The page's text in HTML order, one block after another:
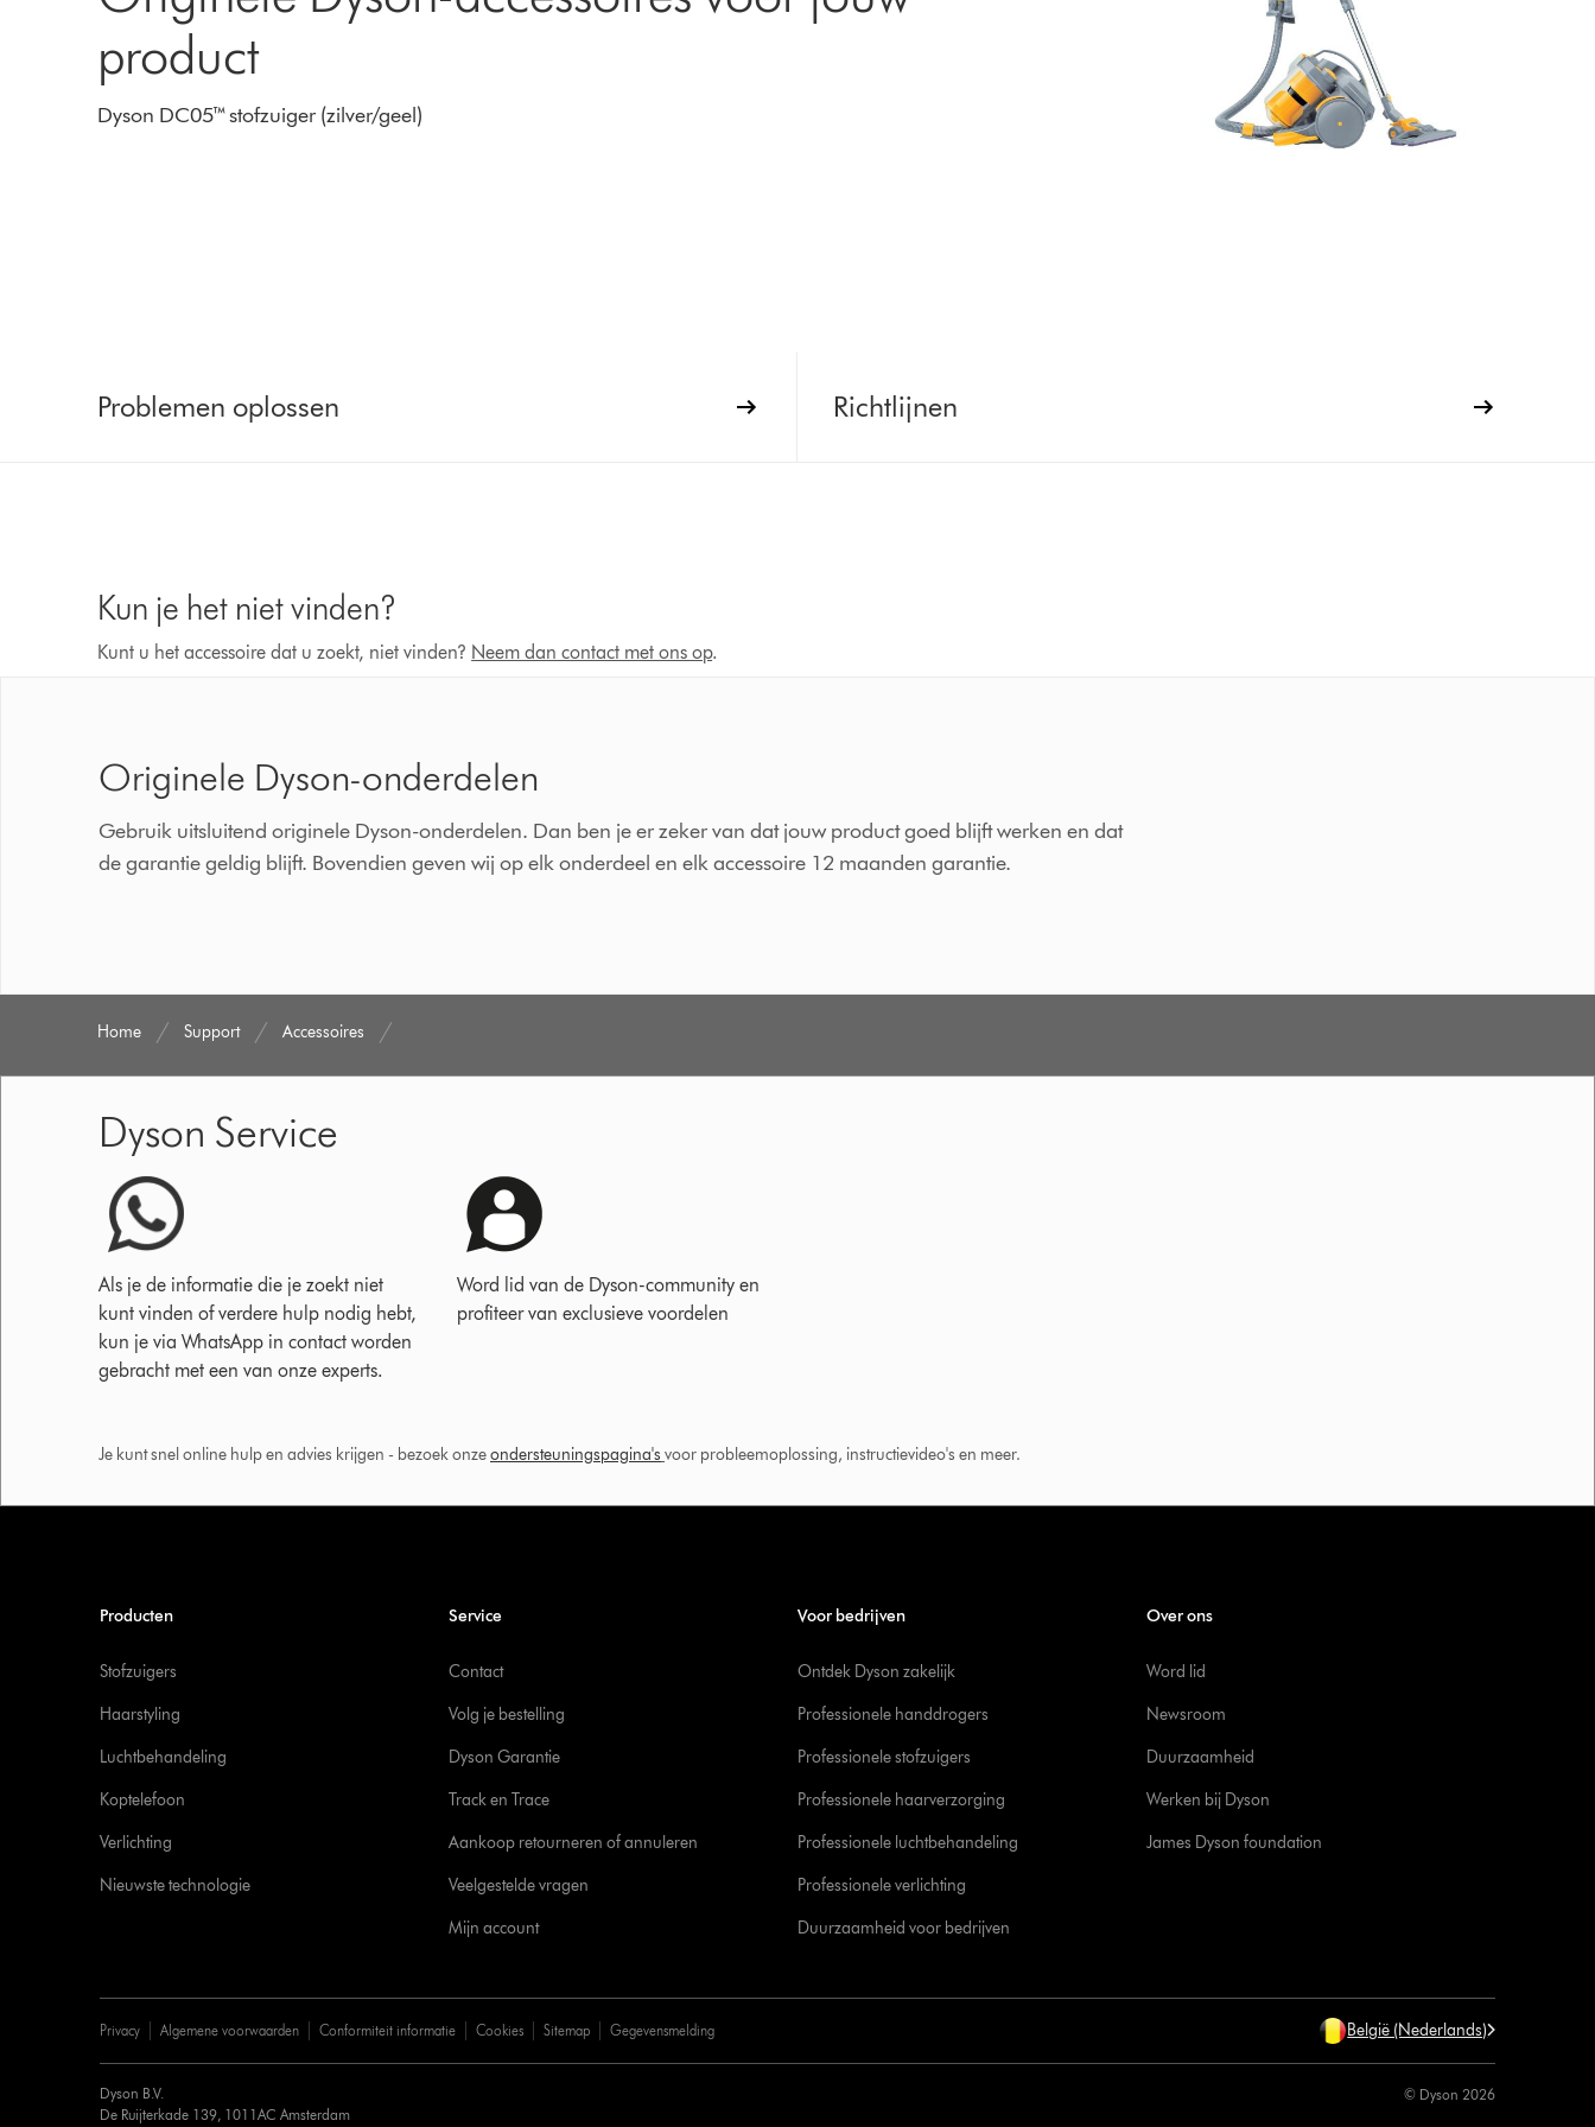
product
Dyson DC05™ stofzuiger (zilver/geel)
Problemen oplossen Richtlijnen
Kun je het niet vinden?
Kunt u het accessoire dat u zoekt, niet vinden? Neem dan contact met ons op.
Originele Dyson-onderdelen
Gebruik uitsluitend originele Dyson-onderdelen. Dan ben je er zeker van dat jouw product goed blijft werken en dat
de garantie geldig blijft. Bovendien geven wij op elk onderdeel en elk accessoire 12 maanden garantie.
Home Support Accessoires
Dyson Service
Als je de informatie die je zoekt niet
kunt vinden of verdere hulp nodig hebt,
kun je via WhatsApp in contact worden
gebracht met een van onze experts.
Word lid van de Dyson-community en
profiteer van exclusieve voordelen
Je kunt snel online hulp en advies krijgen - bezoek onzeondersteuningspagina's voor probleemoplossing, instructievideo's en meer.
Producten
Stofzuigers
Haarstyling
Luchtbehandeling
Koptelefoon
Verlichting
Nieuwste technologie
Service
Contact
Volg je bestelling
Dyson Garantie
Track en Trace
Aankoop retourneren of annuleren
Veelgestelde vragen
Mijn account
Voor bedrijven
Ontdek Dyson zakelijk
Professionele handdrogers
Professionele stofzuigers
Professionele haarverzorging
Professionele luchtbehandeling
Professionele verlichting
Duurzaamheid voor bedrijven
Over ons
Word lid
Newsroom
Duurzaamheid
Werken bij Dyson
James Dyson foundation
Privacy Algemene voorwaarden Conformiteit informatie Cookies Sitemap Gegevensmelding België (Nederlands)
Dyson B.V.
De Ruijterkade 139, 1011AC Amsterdam
© Dyson 2026